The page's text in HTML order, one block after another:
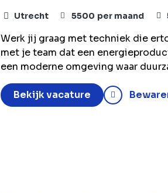
Utrecht 5500 per maand
Werk jij graag met techniek die
met je team dat een
een moderne omgeving waar
Bekijk vacature